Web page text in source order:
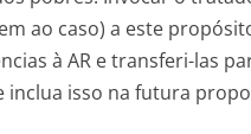
ao caso) a este
à AR e transferi-las
inclua isso na futura